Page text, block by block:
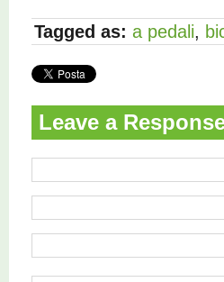
Tagged as: a pedali,
Leave a